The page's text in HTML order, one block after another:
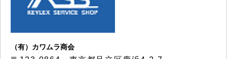
（有）カワムラ商会